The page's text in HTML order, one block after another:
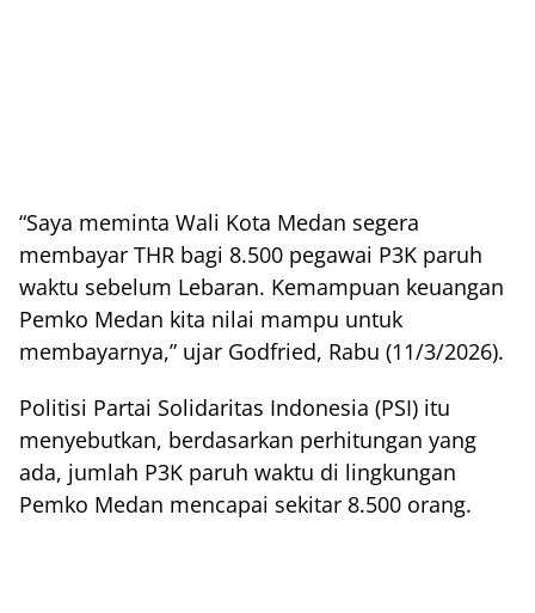
“Saya meminta Wali Kota Medan segera
membayar THR bagi 8.500 pegawai P3K paruh
waktu sebelum Lebaran. Kemampuan keuangan
Pemko Medan kita nilai mampu untuk
membayarnya,” ujar Godfried, Rabu (11/3/2026).
Politisi Partai Solidaritas Indonesia (PSI) itu
menyebutkan, berdasarkan perhitungan yang
ada, jumlah P3K paruh waktu di lingkungan
Pemko Medan mencapai sekitar 8.500 orang.